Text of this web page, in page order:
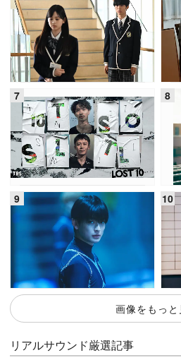
画像をもっと
リアルサウンド厳選記事